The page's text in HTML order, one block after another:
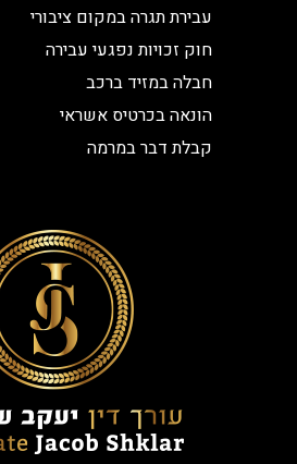
עבירת תגרה במקום ציבורי
חוק זכויות נפגעי עבירה
חבלה במזיד ברכב
הונאה בכרטיס אשראי
קבלת דבר במרמה